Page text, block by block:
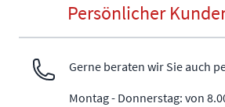
Persönlicher
Gerne beraten wir Sie auch
Montag - Donnerstag: von